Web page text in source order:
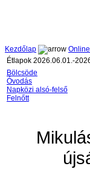
Kezdőlap
Étlapok 2026.06.01.-
Bölcsöde
Óvodás
Napközi alsó-felső
Felnőtt